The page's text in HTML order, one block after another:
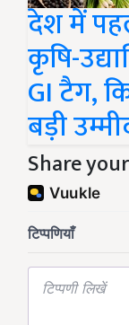
देश में
कृषि-
GI टैग,
बड़ी
Share